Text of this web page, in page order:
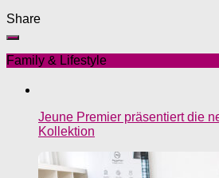
Share
Family & Lifestyle
Jeune Premier präsentiert die
Kollektion